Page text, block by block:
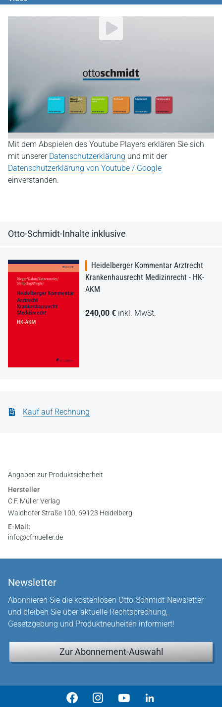
Mit dem Abspielen des Youtube Players erklären Sie sich
mit unserer Datenschutzerklärung und mit der
Datenschutzerklärung von Youtube / Google
einverstanden.
Otto-Schmidt-Inhalte inklusive
Heidelberger Kommentar Arztrecht
Krankenhausrecht Medizinrecht - HK-
AKM
240,00 € inkl. MwSt.
Kauf auf Rechnung
Angaben zur Produktsicherheit
Hersteller
C.F. Müller Verlag
Waldhofer Straße 100, 69123 Heidelberg
E-Mail:
info@cfmueller.de
Newsletter
Abonnieren Sie die kostenlosen Otto-Schmidt-Newsletter
und bleiben Sie über aktuelle Rechtsprechung,
Gesetzgebung und Produktneuheiten informiert!
Zur Abonnement-Auswahl